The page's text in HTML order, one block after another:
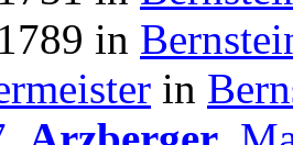
in
in